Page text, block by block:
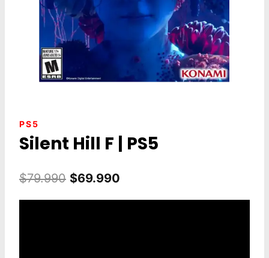
PS5
Silent Hill F | PS5
$79.990 El
precio
$69.990
precio